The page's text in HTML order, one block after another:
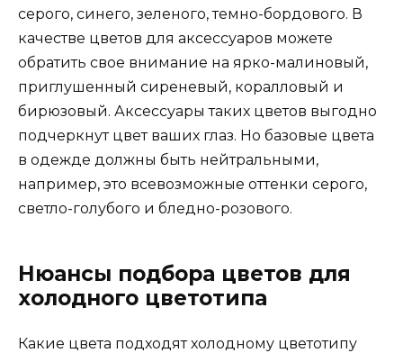
серого, синего, зеленого, темно-бордового. В
качестве цветов для аксессуаров можете
обратить свое внимание на ярко-малиновый,
приглушенный сиреневый, коралловый и
бирюзовый. Аксессуары таких цветов выгодно
подчеркнут цвет ваших глаз. Но базовые цвета
в одежде должны быть нейтральными,
например, это всевозможные оттенки серого,
светло-голубого и бледно-розового.
Нюансы подбора цветов для
холодного цветотипа
Какие цвета подходят холодному цветотипу